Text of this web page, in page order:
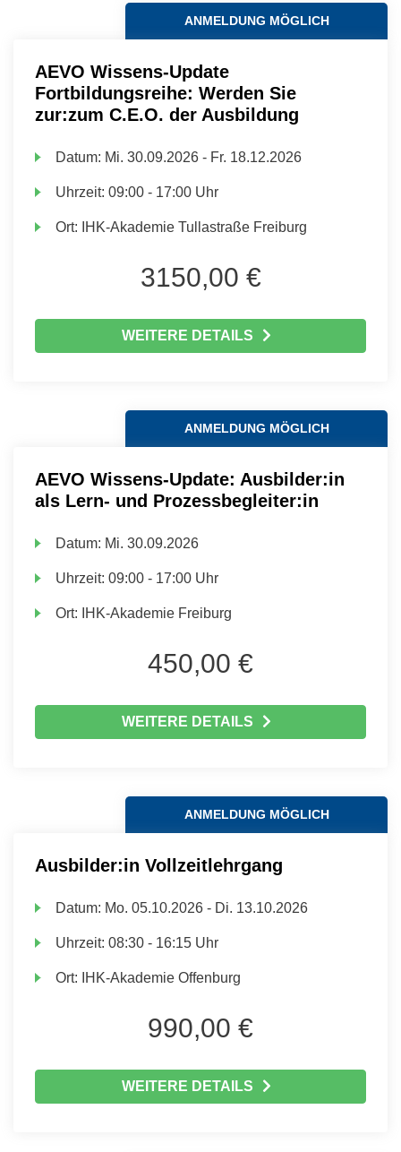
ANMELDUNG MÖGLICH
AEVO Wissens-Update
Fortbildungsreihe: Werden Sie
zur:zum C.E.O. der Ausbildung
Datum: Mi. 30.09.2026 - Fr. 18.12.2026
Uhrzeit:09:00 - 17:00 Uhr
Ort: IHK-Akademie Tullastraße Freiburg
3150,00 €
WEITERE DETAILS
ANMELDUNG MÖGLICH
AEVO Wissens-Update: Ausbilder:in
als Lern- und Prozessbegleiter:in
Datum: Mi. 30.09.2026
Uhrzeit:09:00 - 17:00 Uhr
Ort: IHK-Akademie Freiburg
450,00 €
WEITERE DETAILS
ANMELDUNG MÖGLICH
Ausbilder:in Vollzeitlehrgang
Datum: Mo. 05.10.2026 - Di. 13.10.2026
Uhrzeit:08:30 - 16:15 Uhr
Ort: IHK-Akademie Offenburg
990,00 €
WEITERE DETAILS